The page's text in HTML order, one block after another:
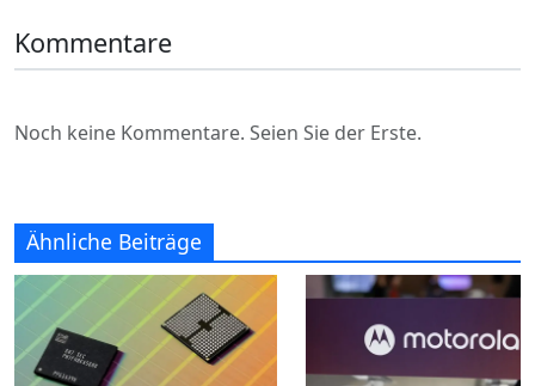
Kommentare
Noch keine Kommentare. Seien Sie der Erste.
Ähnliche Beiträge